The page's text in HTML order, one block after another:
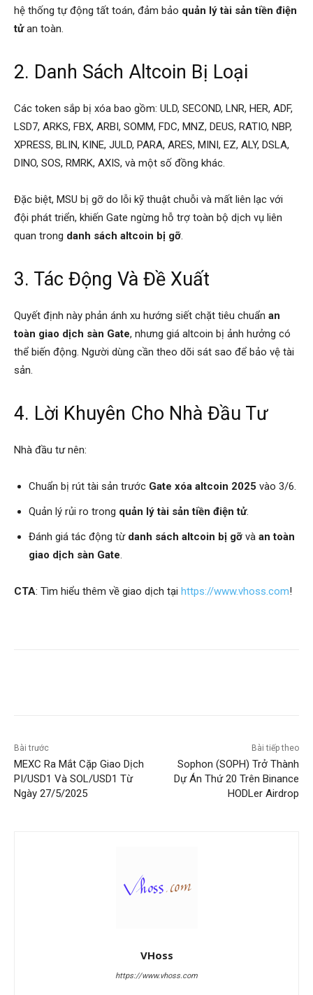
hệ thống tự động tất toán, đảm bảo quản lý tài sản tiền điện
tửan toàn.
2. Danh Sách Altcoin Bị Loại
Các token sắp bị xóa bao gồm: ULD, SECOND, LNR, HER, ADF,
LSD7, ARKS, FBX, ARBI, SOMM, FDC, MNZ, DEUS, RATIO, NBP,
XPRESS, BLIN, KINE, JULD, PARA, ARES, MINI, EZ, ALY, DSLA,
DINO, SOS, RMRK, AXIS, và một số đồng khác.
Đặc biệt, MSU bị gỡ do lỗi kỹ thuật chuỗi và mất liên lạc với
đội phát triển, khiến Gate ngừng hỗ trợ toàn bộ dịch vụ liên
quan trong danh sách altcoin bị gỡ.
3. Tác Động Và Đề Xuất
Quyết định này phản ánh xu hướng siết chặt tiêu chuẩn an
toàn giao dịch sàn Gate, nhưng giá altcoin bị ảnh hưởng có
thể biến động. Người dùng cần theo dõi sát sao để bảo vệ tài
sản.
4. Lời Khuyên Cho Nhà Đầu Tư
Nhà đầu tư nên:
Chuẩn bị rút tài sản trước Gate xóa altcoin 2025 vào 3/6.
Quản lý rủi ro trong quản lý tài sản tiền điện tử.
Đánh giá tác động từ danh sách altcoin bị gỡ và an toàn
giao dịch sàn Gate.
CTA: Tìm hiểu thêm về giao dịch tại https://www.vhoss.com!
Bài trước
MEXC Ra Mắt Cặp Giao Dịch
PI/USD1 Và SOL/USD1 Từ
Ngày 27/5/2025
Bài tiếp theo
Sophon (SOPH) Trở Thành
Dự Án Thứ 20 Trên Binance
HODLer Airdrop
VHoss
https://www.vhoss.com